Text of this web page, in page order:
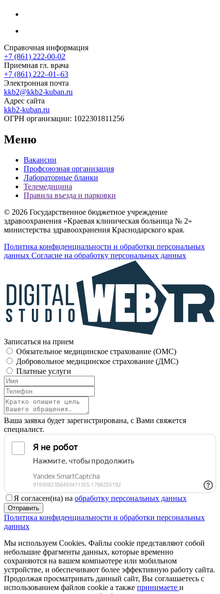
Справочная информация
+7 (861) 222-00-02
Приемная гл. врача
+7 (861) 222‒01‒63
Электронная почта
kkb2@kkb2-kuban.ru
Адрес сайта
kkb2-kuban.ru
ОГРН организации: 1022301811256
Меню
Вакансии
Профсоюзная организация
Лабораторные бланки
Телемедицина
Правила въезда и парковки
© 2026 Государственное бюджетное учреждение
здравоохранения «Краевая клиническая больница № 2»
министерства здравоохранения Краснодарского края.
Политика конфиденциальности и обработки персональных
данных Согласие на обработку персональных данных
Записаться на прием
Обязательное медицинское страхование (OMC)
Добровольное медицинское страхование (ДМС)
Платные услуги
Ваша заявка будет зарегистрирована, с Вами свяжется
специалист.
Я согласен(на) на обработку персональных данных
Отправить
Политика конфиденциальности и обработки персональных
данных
Мы используем Cookies. Файлы cookie представляют собой
небольшие фрагменты данных, которые временно
сохраняются на вашем компьютере или мобильном
устройстве, и обеспечивают более эффективную работу сайта.
Продолжая просматривать данный сайт, Вы соглашаетесь с
использованием файлов cookie а также принимаете и